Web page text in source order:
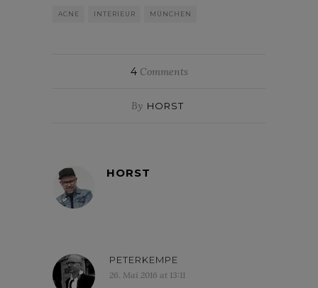
ACNE INTERIEUR MÜNCHEN
4Comments
By HORST
HORST
PETERKEMPE
26. Mai 2016 at 13:11